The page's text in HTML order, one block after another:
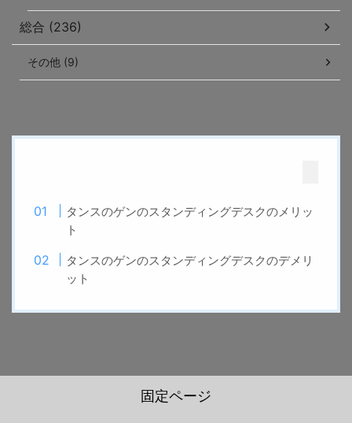
総合 (236)
その他 (9)
タンスのゲンのスタンディングデスクのメリッ
ト
タンスのゲンのスタンディングデスクのデメリ
ット
固定ページ